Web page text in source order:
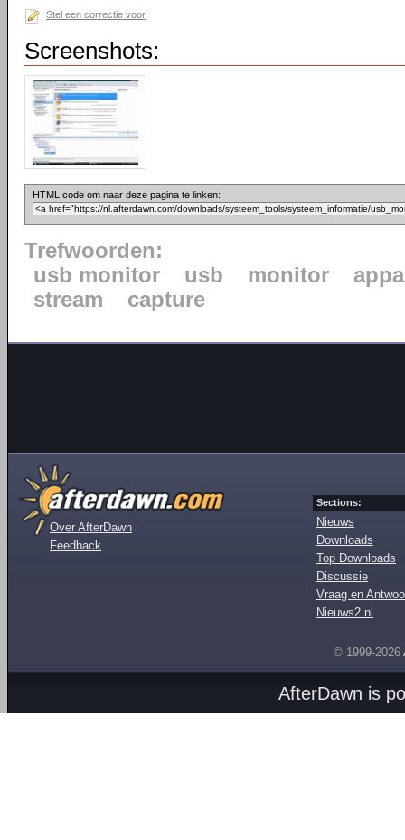
Stel een correctie voor
Screenshots:
HTML code om naar deze pagina te linken:
Trefwoorden:
usb monitor
usb monitor
stream
capture
Over AfterDawn
Feedback
Sections:
Nieuws
Downloads
Top Downloads
Discussie
Vraag en
Nieuws2.nl
© 1999-2026
AfterDawn is